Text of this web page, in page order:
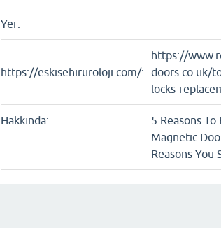
Yer:
https://eskisehiruroloji.com/:
https://
doors.co.uk/
locks-
Hakkında:
5 Reasons
Magnetic
Reasons You